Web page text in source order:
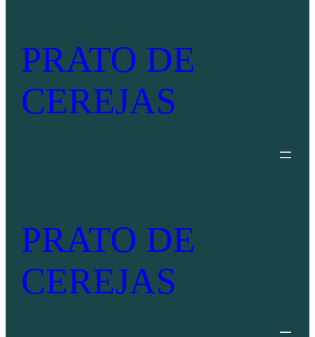
PRATO DE
CEREJAS
PRATO DE
CEREJAS